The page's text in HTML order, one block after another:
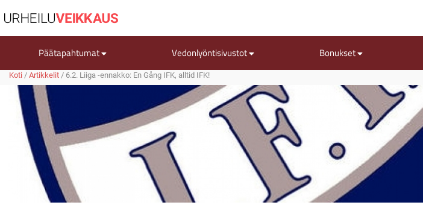
Päätapahtumat Vedonlyöntisivustot Bonukset
Koti / Artikkelit / 6.2. Liiga -ennakko: En Gång IFK, alltid IFK!